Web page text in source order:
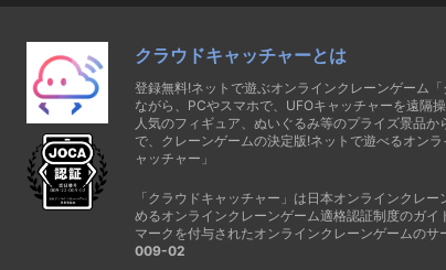
クラウドキャッチャーとは
登録無料!ネットで遊ぶオンラインクレーンゲーム
ながら、PCやスマホで、UFOキャッチャーを遠隔
人気のフィギュア、ぬいぐるみ等のプライズ景品か
で、クレーンゲームの決定版!ネットで遊べるオン
ャッチャー」
「クラウドキャッチャー」は日本オンラインクレ
めるオンラインクレーンゲーム適格認証制度のガイ
マークを付与されたオンラインクレーンゲームのサ
009-02